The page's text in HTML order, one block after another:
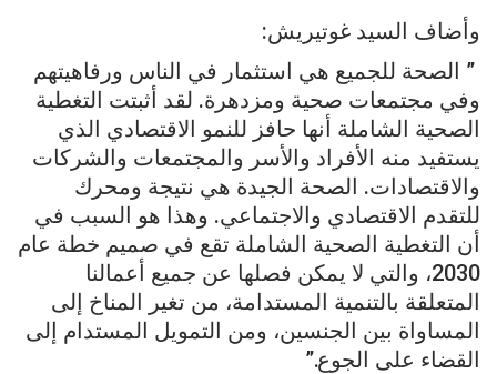
وأضاف السيد غوتيريش:
” الصحة للجميع هي استثمار في الناس ورفاهيتهم
وفي مجتمعات صحية ومزدهرة. لقد أثبتت التغطية
الصحية الشاملة أنها حافز للنمو الاقتصادي الذي
يستفيد منه الأفراد والأسر والمجتمعات والشركات
والاقتصادات. الصحة الجيدة هي نتيجة ومحرك
للتقدم الاقتصادي والاجتماعي. وهذا هو السبب في
أن التغطية الصحية الشاملة تقع في صميم خطة عام
2030، والتي لا يمكن فصلها عن جميع أعمالنا
المتعلقة بالتنمية المستدامة، من تغير المناخ إلى
المساواة بين الجنسين، ومن التمويل المستدام إلى
القضاء على الجوع.”